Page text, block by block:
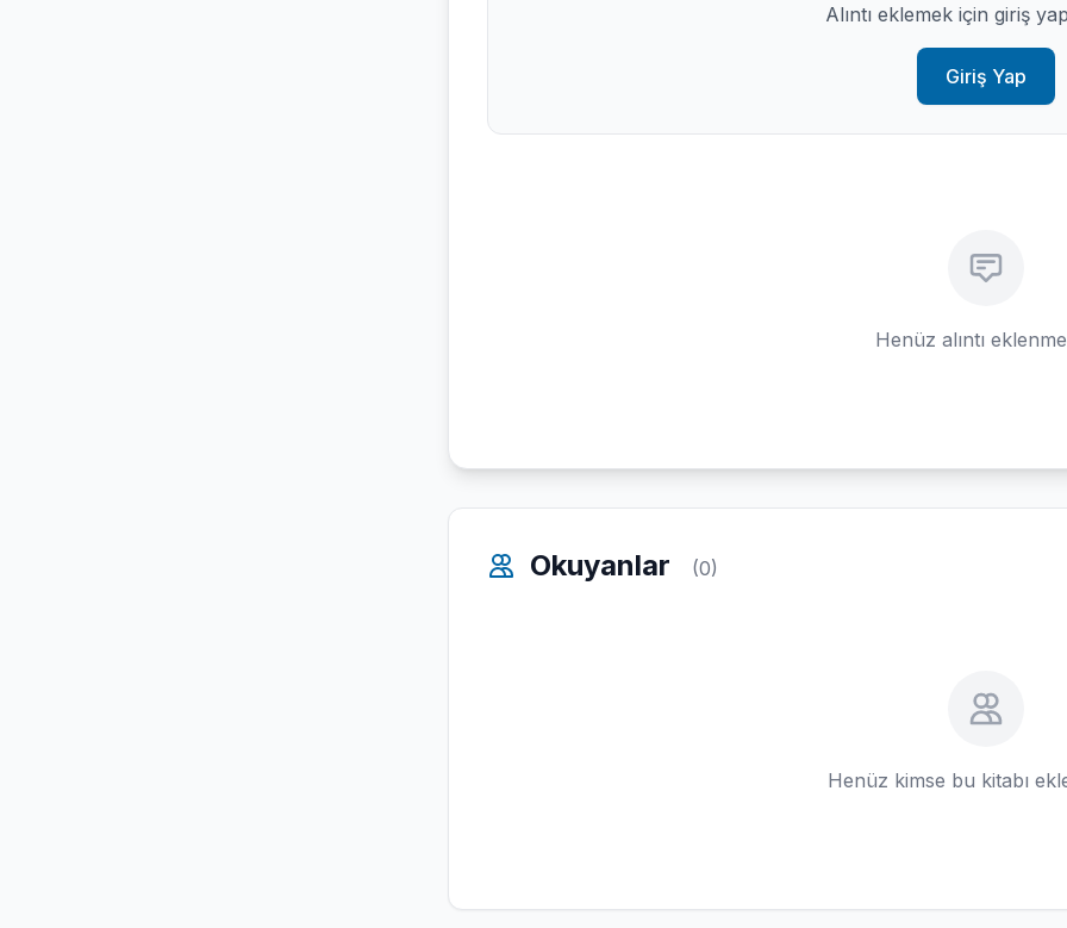
Alıntı eklemek için giriş
Giriş Yap
Henüz alıntı
Okuyanlar (0)
Henüz kimse bu kitabı